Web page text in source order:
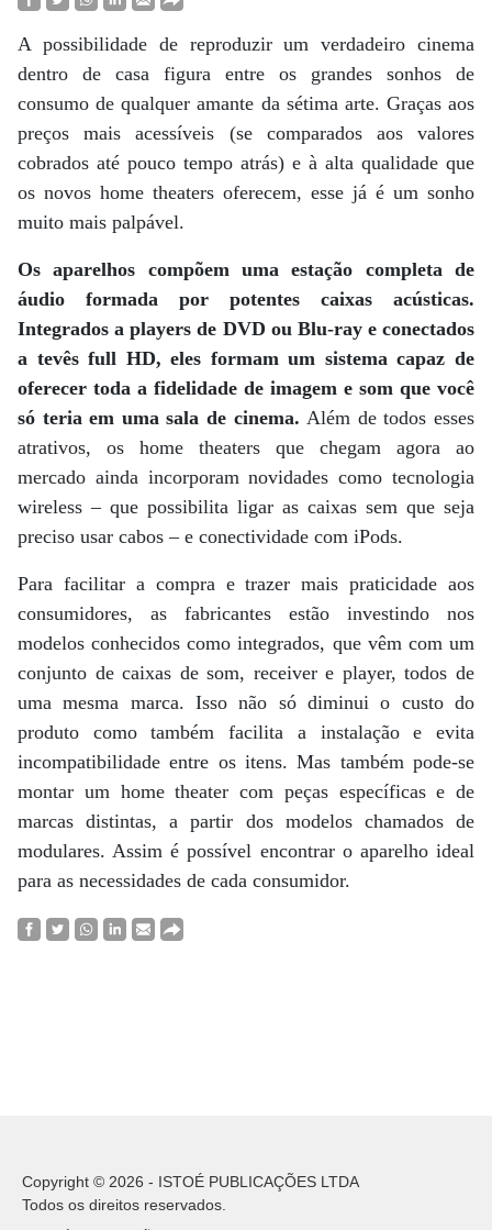
A possibilidade de reproduzir um verdadeiro cinema
dentro de casa figura entre os grandes sonhos de
consumo de qualquer amante da sétima arte. Graças aos
preços mais acessíveis (se comparados aos valores
cobrados até pouco tempo atrás) e à alta qualidade que
os novos home theaters oferecem, esse já é um sonho
muito mais palpável.
Os aparelhos compõem uma estação completa de
áudio formada por potentes caixas acústicas.
Integrados a players de DVD ou Blu-ray e conectados
a tevês full HD, eles formam um sistema capaz de
oferecer toda a fidelidade de imagem e som que você
só teria em uma sala de cinema.Além de todos esses
atrativos, os home theaters que chegam agora ao
mercado ainda incorporam novidades como tecnologia
wireless – que possibilita ligar as caixas sem que seja
preciso usar cabos – e conectividade com iPods.
Para facilitar a compra e trazer mais praticidade aos
consumidores, as fabricantes estão investindo nos
modelos conhecidos como integrados, que vêm com um
conjunto de caixas de som, receiver e player, todos de
uma mesma marca. Isso não só diminui o custo do
produto como também facilita a instalação e evita
incompatibilidade entre os itens. Mas também pode-se
montar um home theater com peças específicas e de
marcas distintas, a partir dos modelos chamados de
modulares. Assim é possível encontrar o aparelho ideal
para as necessidades de cada consumidor.
Copyright © 2026 - ISTOÉ PUBLICAÇÕES LTDA
Todos os direitos reservados.